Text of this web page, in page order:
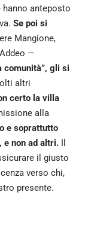
hanno anteposto
Se poi si
Mangione,
—
comunità”, gli si
altri
certo la villa
alla
e soprattutto
e non ad altri. Il
il giusto
verso chi,
presente.